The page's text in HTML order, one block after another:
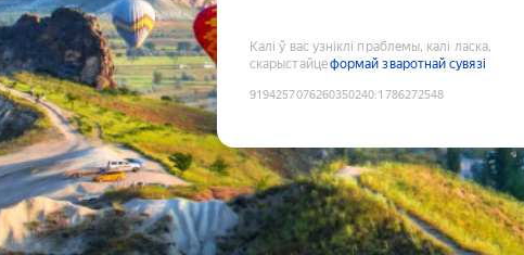
Калі ў вас узніклі праблемы, калі ласка,
скарыстайцеформай зваротнай сувязі
9194257076260350240:1786272548